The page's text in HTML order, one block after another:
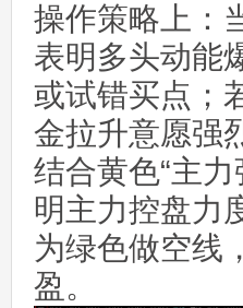
操作策略上：
表明多头动能
或试错买点；
金拉升意愿强
结合黄色“主
明主力控盘力
为绿色做空线
盈。